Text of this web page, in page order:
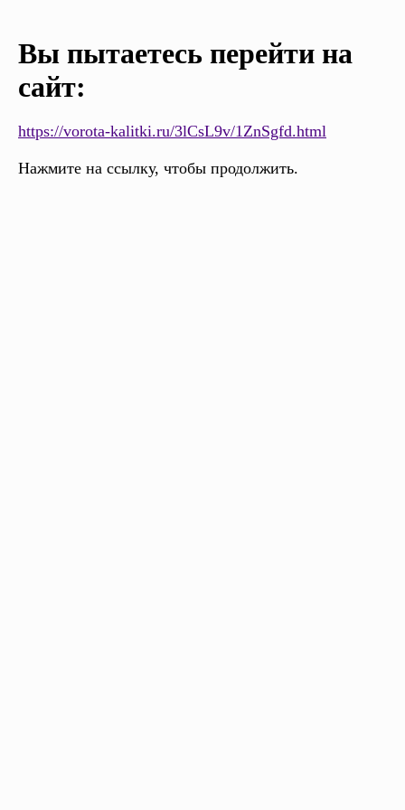
Вы пытаетесь перейти на
сайт:
https://vorota-kalitki.ru/3lCsL9v/1ZnSgfd.html
Нажмите на ссылку, чтобы продолжить.